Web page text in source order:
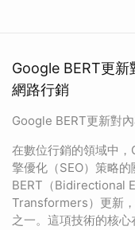
Google BERT更
網路行銷
Google BERT更新對
在數位行銷的領域中
擎優化（SEO）策略
BERT（Bidirectional
Transformers）更新
之一。這項技術的核